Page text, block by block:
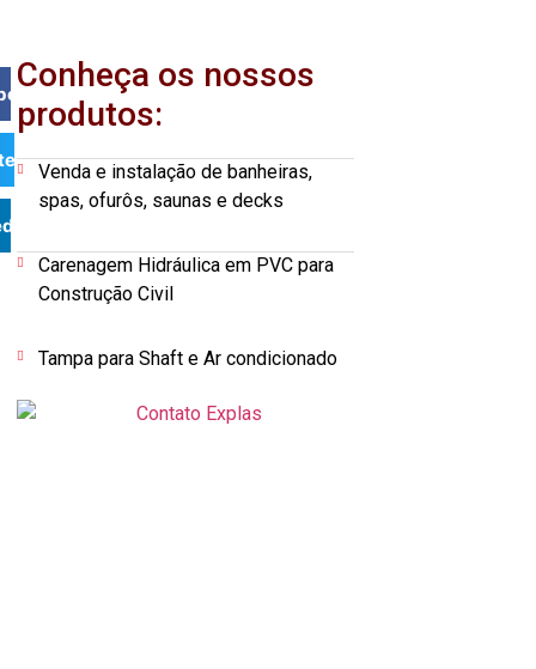
Conheça os nossos
produtos:
Venda e instalação de banheiras,
spas, ofurôs, saunas e decks
Carenagem Hidráulica em PVC para
Construção Civil
Tampa para Shaft e Ar condicionado